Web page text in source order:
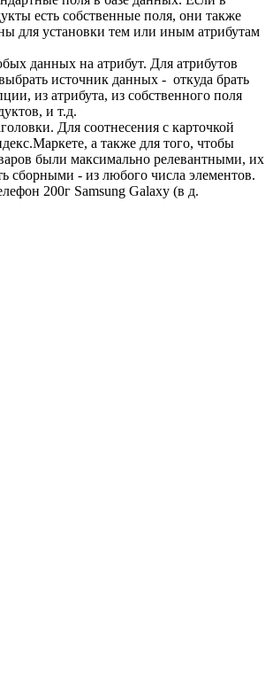
есть собственные поля, они также
для установки тем или иным атрибутам
данных на атрибут. Для атрибутов
источник данных - откуда брать
из атрибута, из собственного поля
и т.д.
Для соотнесения с карточкой
а также для того, чтобы
были максимально релевантными, их
сборными - из любого числа элементов.
200г Samsung Galaxy (в д.